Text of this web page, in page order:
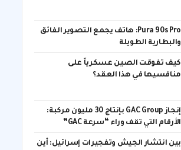
Pura 90s Pro: هاتف يجمع التصوير الفائق
والبطارية الطويلة
كيف تفوقت الصين عسكرياً على
منافسيها في هذا العقد؟
إنجاز GAC Group بإنتاج 30 مليون مركبة:
الأرقام التي تقف وراء “سرعة GAC”
بين انتشار الجيش وتفجيرات إسرائيل: أين